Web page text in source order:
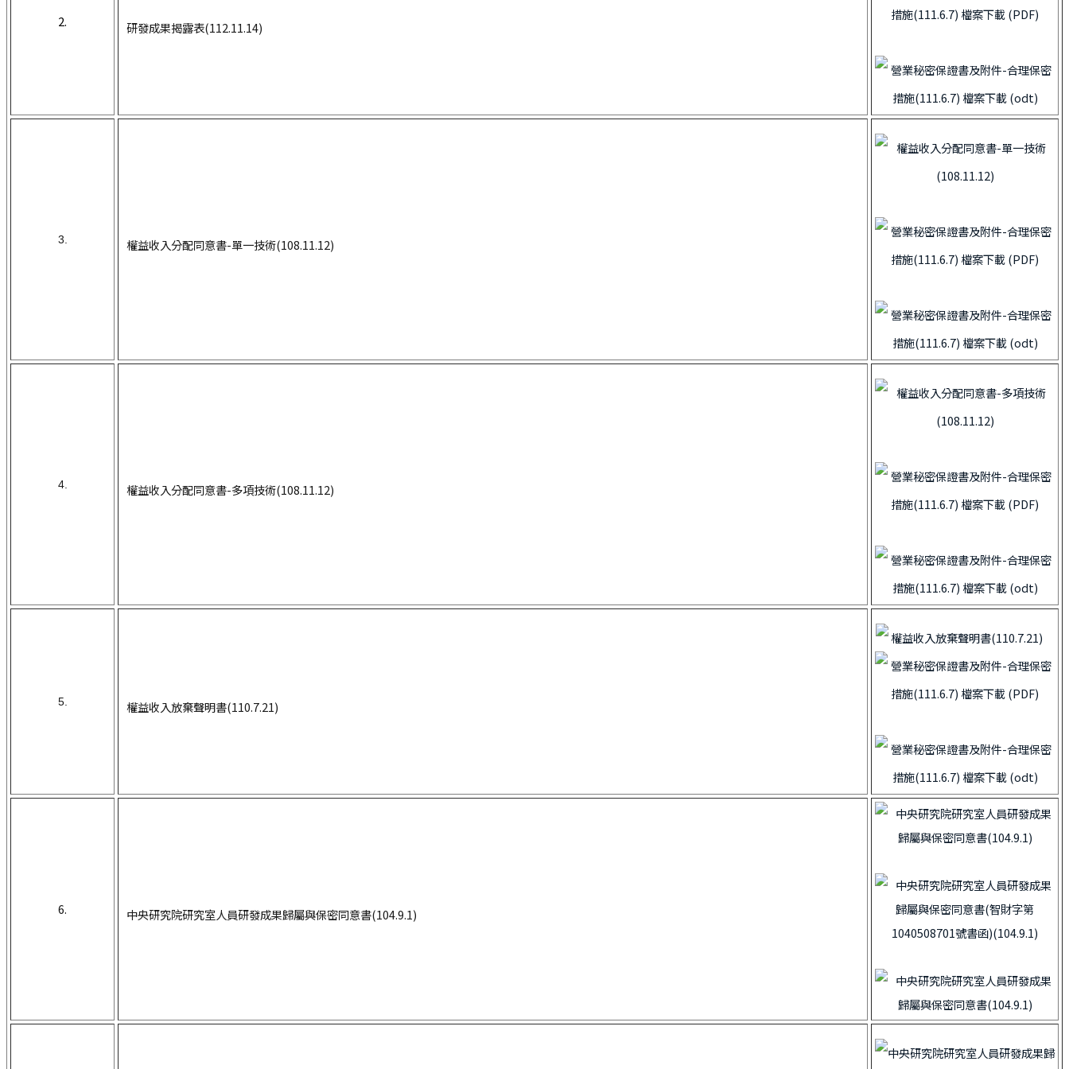
2. 研發成果揭露表(112.11.14)
3. 權益收入分配同意書-單一技術(108.11.12)
4. 權益收入分配同意書-多項技術(108.11.12)
5. 權益收入放棄聲明書(110.7.21)
6. 中央研究院研究室人員研發成果歸屬與保密同意書(104.9.1)